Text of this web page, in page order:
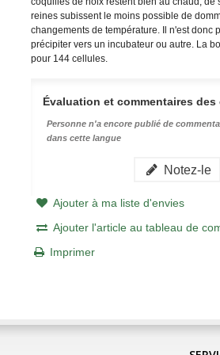
reines subissent le moins possible de
changements de température. Il n'est donc
précipiter vers un incubateur ou autre. La
pour 144 cellules.
Évaluation et commentaires des
Personne n'a encore publié de
dans cette langue
Notez-le
Ajouter à ma liste d'envies
Ajouter l'article au tableau de
Imprimer